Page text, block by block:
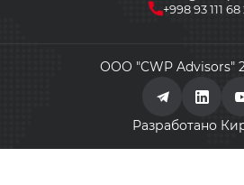
info@cmwp.uz
Бизнес-центр
+998 93 111 68
ООО "CWP Advisors"
Разработано